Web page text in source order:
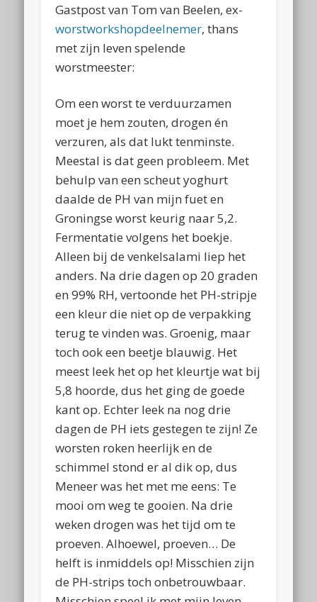
Gastpost van Tom van Beelen, ex-
worstworkshopdeelnemer, thans
met zijn leven spelende
worstmeester:
Om een worst te verduurzamen
moet je hem zouten, drogen én
verzuren, als dat lukt tenminste.
Meestal is dat geen probleem. Met
behulp van een scheut yoghurt
daalde de PH van mijn fuet en
Groningse worst keurig naar 5,2.
Fermentatie volgens het boekje.
Alleen bij de venkelsalami liep het
anders. Na drie dagen op 20 graden
en 99% RH, vertoonde het PH-stripje
een kleur die niet op de verpakking
terug te vinden was. Groenig, maar
toch ook een beetje blauwig. Het
meest leek het op het kleurtje wat bij
5,8 hoorde, dus het ging de goede
kant op. Echter leek na nog drie
dagen de PH iets gestegen te zijn! Ze
worsten roken heerlijk en de
schimmel stond er al dik op, dus
Meneer was het met me eens: Te
mooi om weg te gooien. Na drie
weken drogen was het tijd om te
proeven. Alhoewel, proeven… De
helft is inmiddels op! Misschien zijn
de PH-strips toch onbetrouwbaar.